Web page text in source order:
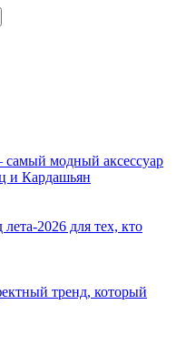
самый модный аксессуар
и Кардашьян
2026 для тех, кто
тренд, который